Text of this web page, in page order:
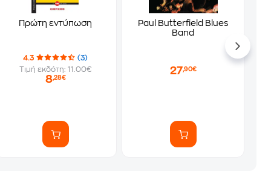
Πρώτη εντύπωση
4.3
(3)
Τιμή εκδότη: 11.00€
8,28€
Paul Butterfield Blues
Band
27,90€